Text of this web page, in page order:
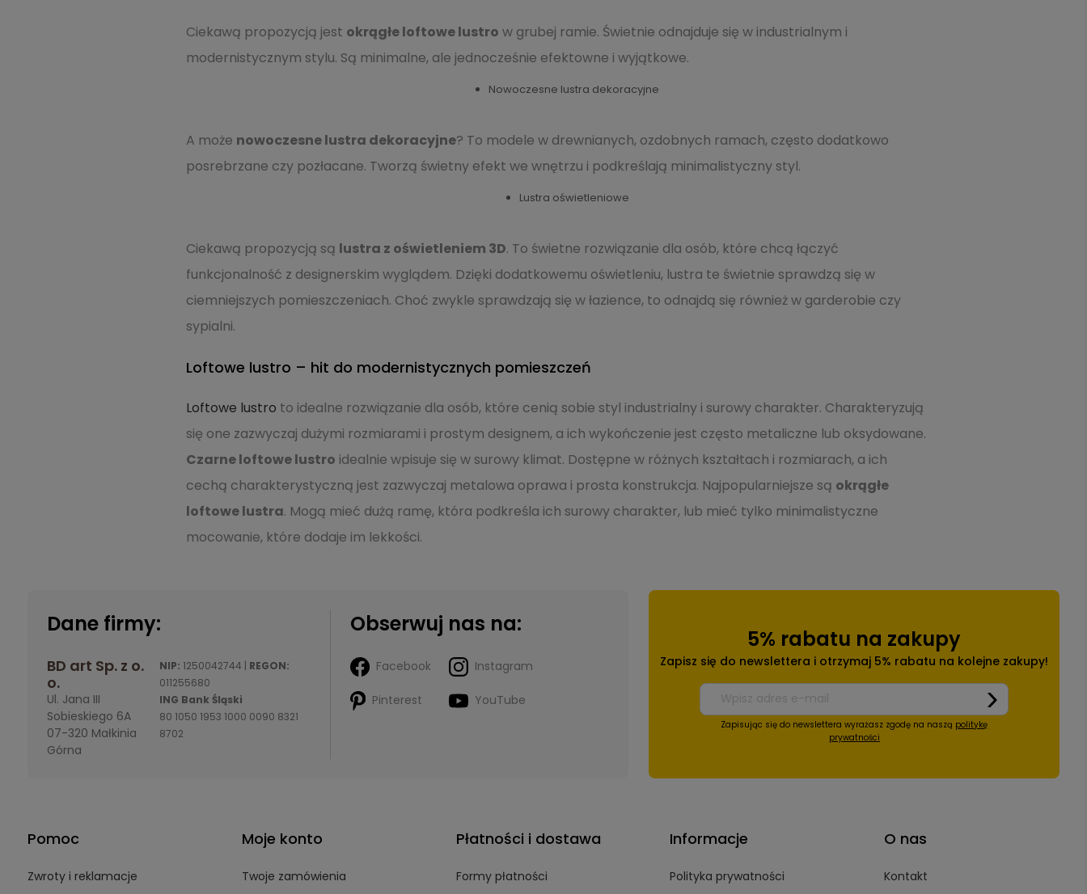
Ciekawą propozycją jest okrągłe loftowe lustro w grubej ramie. Świetnie odnajduje się w industrialnym i
modernistycznym stylu. Są minimalne, ale jednocześnie efektowne i wyjątkowe.
Nowoczesne lustra dekoracyjne
A może nowoczesne lustra dekoracyjne? To modele w drewnianych, ozdobnych ramach, często dodatkowo
posrebrzane czy pozłacane. Tworzą świetny efekt we wnętrzu i podkreślają minimalistyczny styl.
Lustra oświetleniowe
Ciekawą propozycją są lustra z oświetleniem 3D. To świetne rozwiązanie dla osób, które chcą łączyć
funkcjonalność z designerskim wyglądem. Dzięki dodatkowemu oświetleniu, lustra te świetnie sprawdzą się w
ciemniejszych pomieszczeniach. Choć zwykle sprawdzają się w łazience, to odnajdą się również w garderobie czy
sypialni.
Loftowe lustro – hit do modernistycznych pomieszczeń
Loftowe lustro to idealne rozwiązanie dla osób, które cenią sobie styl industrialny i surowy charakter. Charakteryzują
się one zazwyczaj dużymi rozmiarami i prostym designem, a ich wykończenie jest często metaliczne lub oksydowane.
Czarne loftowe lustro idealnie wpisuje się w surowy klimat. Dostępne w różnych kształtach i rozmiarach, a ich
cechą charakterystyczną jest zazwyczaj metalowa oprawa i prosta konstrukcja. Najpopularniejsze są okrągłe
loftowe lustra. Mogą mieć dużą ramę, która podkreśla ich surowy charakter, lub mieć tylko minimalistyczne
mocowanie, które dodaje im lekkości.
Dane firmy:
BD art Sp. z o.
o.
Ul. Jana III
Sobieskiego 6A
07-320 Małkinia
Górna
NIP: 1250042744 | REGON:
011255680
ING Bank Śląski
80 1050 1953 1000 0090 8321
8702
Obserwuj nas na:
Facebook Instagram
Pinterest YouTube
5% rabatu na zakupy
Zapisz się do newslettera i otrzymaj 5% rabatu na kolejne zakupy!
Zapisując się do newslettera wyrażasz zgodę na naszą politykę
prywatności
Pomoc
Zwroty i reklamacje
Moje konto
Twoje zamówienia
Płatności i dostawa
Formy płatności
Informacje
Polityka prywatności
O nas
Kontakt